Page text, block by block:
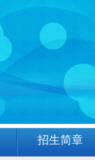
招生简章